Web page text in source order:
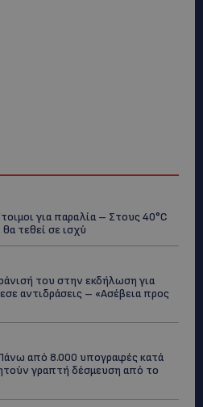
για παραλία – Στους 40°C
τεθεί σε ισχύ
του στην εκδήλωση για
αντιδράσεις – «Ασέβεια προς
από 8.000 υπογραφές κατά
γραπτή δέσμευση από το